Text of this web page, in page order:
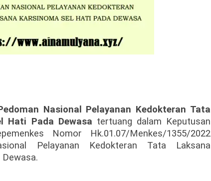
Nasional Pelayanan Kedokteran Tata
Hati Pada Dewasa tertuang dalam Keputusan
Nomor Hk.01.07/Menkes/1355/2022
Pelayanan Kedokteran Tata Laksana